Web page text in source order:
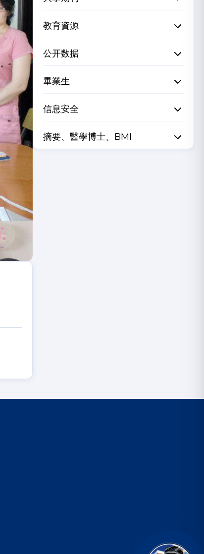
教育資源
公开数据
畢業生
信息安全
摘要、醫學博士、BMI